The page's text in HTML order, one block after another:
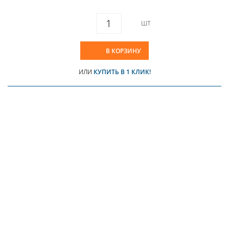
ШТ
В КОРЗИНУ
ИЛИ КУПИТЬ В 1 КЛИК!